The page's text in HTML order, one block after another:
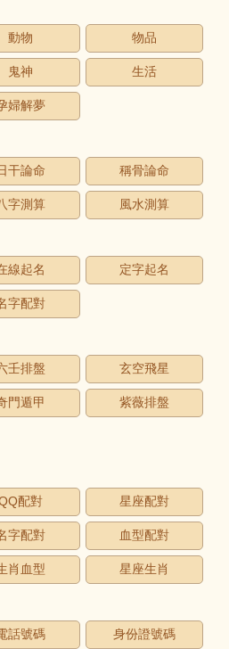
動物 物品
鬼神 生活
婦解夢
干論命 稱骨論命
字測算 風水測算
線起名 定字起名
字配對
壬排盤 玄空飛星
門遁甲 紫薇排盤
配對 星座配對
字配對 血型配對
肖血型 星座生肖
話號碼 身份證號碼